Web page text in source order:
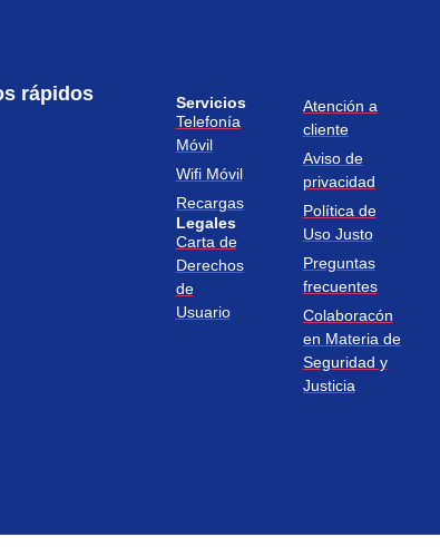
rápidos
Servicios
Telefonía
Móvil
Wifi Móvil
Recargas
Legales
Carta de
Derechos
de
Usuario
Atención a
cliente
Aviso de
privacidad
Política de
Uso Justo
Preguntas
frecuentes
Colaboracón
en Materia de
Seguridad y
Justicia